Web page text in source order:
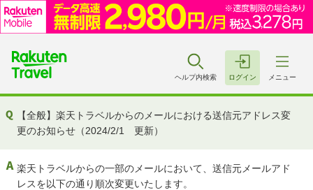
ヘルプ内検索 ログイン メニュー
【全般】楽天トラベルからのメールにおける送信元アドレス変
更のお知らせ（2024/2/1 更新）
楽天トラベルからの一部のメールにおいて、送信元メールアド
レスを以下の通り順次変更いたします。